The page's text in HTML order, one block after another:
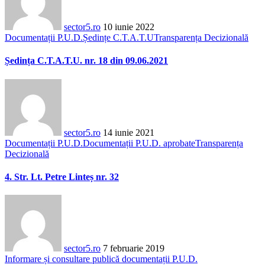
sector5.ro 10 iunie 2022
Documentații P.U.D.Ședințe C.T.A.T.UTransparența Decizională
Ședința C.T.A.T.U. nr. 18 din 09.06.2021
sector5.ro 14 iunie 2021
Documentații P.U.D.Documentații P.U.D. aprobateTransparența
Decizională
4. Str. Lt. Petre Linteș nr. 32
sector5.ro 7 februarie 2019
Informare și consultare publică documentații P.U.D.